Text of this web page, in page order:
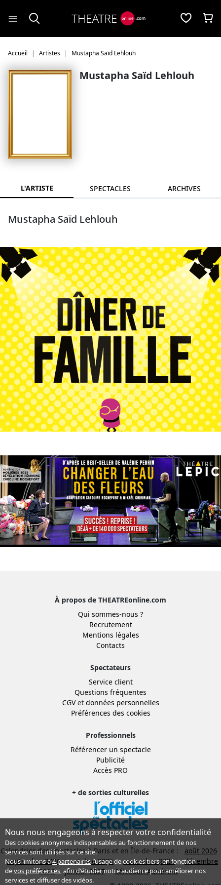
Accueil Artistes Mustapha Saïd Lehlouh
Mustapha Saïd Lehlouh
L'ARTISTE SPECTACLES ARCHIVES
Mustapha Saïd Lehlouh
À propos de THEATREonline.com
Qui sommes-nous ?
Recrutement
Mentions légales
Contacts
Spectateurs
Service client
Questions fréquentes
CGVet données personnelles
Préférences des cookies
Professionnels
Référencer un spectacle
Publicité
Accès PRO
+ de sorties culturelles
Calendrier des spectacles à Paris et en Île-de-France :
août 2026
septembre 2026
octobre 2026 novembre 2026
décembre
2026
janvier 2027
Sélection Adhérent
Nous nous engageons à respecter votre confidentialité
Des cookies anonymes indispensables au fonctionnement de nos
services sont utilisés sur ce site.
Nous limitons à4 partenairesl’usage de cookies tiers, en fonction
devos préférences, afin d'étudier notre audience pour améliorer nos
services et diffuser des vidéos.